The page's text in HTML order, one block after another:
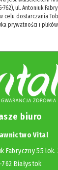
ul. Antoniuk
celu dostarczania
prywatności i
biuro
Vital
Fabryczny 55 lok.
762 Białystok